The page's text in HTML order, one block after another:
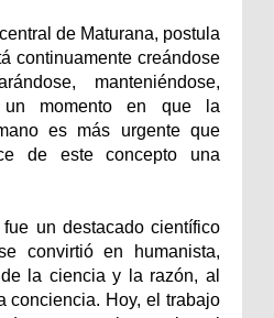
de Maturana, postula
continuamente creándose
manteniéndose,
un momento en que la
es más urgente que
de este concepto una
fue un destacado científico
convirtió en humanista,
la ciencia y la razón, al
conciencia. Hoy, el trabajo